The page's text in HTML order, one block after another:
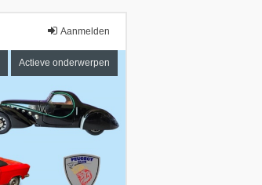
Aanmelden
Actieve onderwerpen